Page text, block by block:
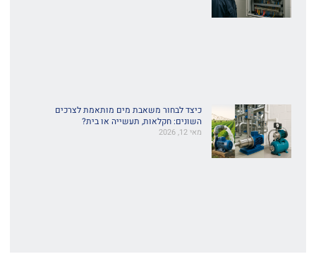
כיצד לבחור משאבת מים מותאמת לצרכים
השונים: חקלאות, תעשייה או בית?
מאי 12, 2026